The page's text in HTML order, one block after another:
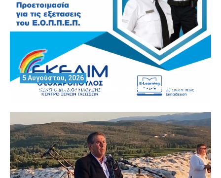
Θέλεις να αποκτήσεις άδεια Security?
5 Αυγούστου, 2026